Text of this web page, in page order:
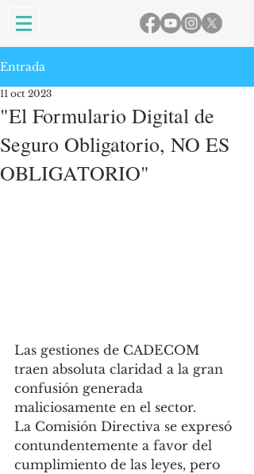
Entrada
"El Formulario Digital de
Seguro Obligatorio, NO ES
OBLIGATORIO"
11 oct 2023
Las gestiones de CADECOM
traen absoluta claridad a la gran
confusión generada
maliciosamente en el sector.
La Comisión Directiva se expresó
contundentemente a favor del
cumplimiento de las leyes, pero